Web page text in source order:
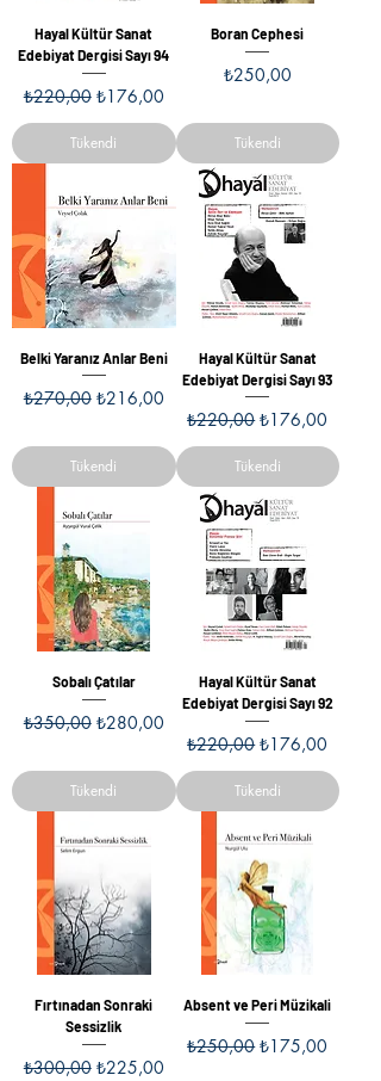
Hayal Kültür Sanat
Edebiyat Dergisi Sayı 94
Normal Fiyat
₺220,00 İndirimli Fiyat
₺176,00
Tükendi
Boran Cephesi
Fiyat
₺250,00
Tükendi
Belki Yaranız Anlar Beni
Normal Fiyat
₺270,00 İndirimli Fiyat
₺216,00
Tükendi
Hayal Kültür Sanat
Edebiyat Dergisi Sayı 93
Normal Fiyat
₺220,00İndirimli Fiyat
₺176,00
Tükendi
Sobalı Çatılar
Normal Fiyat
₺350,00 İndirimli Fiyat
₺280,00
Tükendi
Hayal Kültür Sanat
Edebiyat Dergisi Sayı 92
Normal Fiyat
₺220,00İndirimli Fiyat
₺176,00
Tükendi
Fırtınadan Sonraki
Sessizlik
Normal Fiyat
₺300,00 İndirimli Fiyat
₺225,00
Absent ve Peri Müzikali
Normal Fiyat
₺250,00İndirimli Fiyat
₺175,00